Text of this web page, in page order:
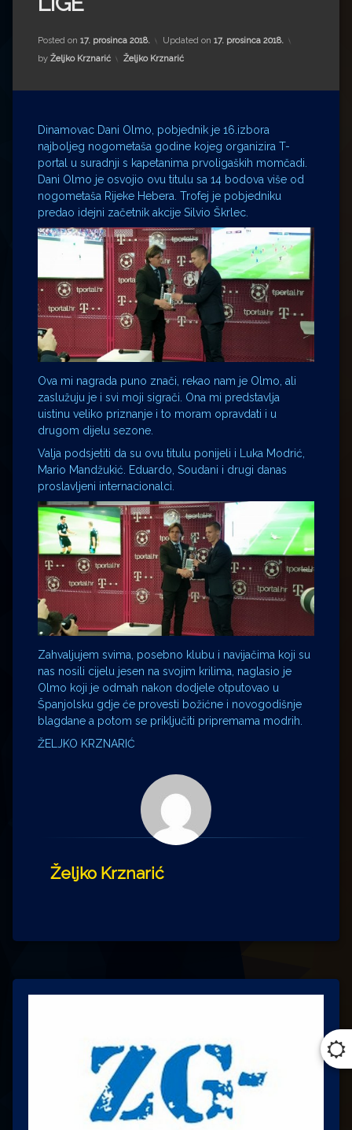
Impressum
Milenko Strižak
Drugi autori
Drugi autori
Željko Krznarić
Mario Lovreković
Miroslav Šantek
Posted on 17. prosinca 2018. Updated on 17. prosinca 2018.
by Željko Krznarić Kategorije:
Željko Krznarić
Dinamovac Dani Olmo, pobjednik je 16.izbora
najboljeg nogometaša godine kojeg organizira T-
portal u suradnji s kapetanima prvoligaških momčadi.
Dani Olmo je osvojio ovu titulu sa 14 bodova više od
nogometaša Rijeke Hebera. Trofej je pobjedniku
predao idejni začetnik akcije Silvio Škrlec.
Ova mi nagrada puno znači, rekao nam je Olmo, ali
zaslužuju je i svi moji sigrači. Ona mi predstavlja
uistinu veliko priznanje i to moram opravdati i u
drugom dijelu sezone.
Valja podsjetiti da su ovu titulu ponijeli i Luka Modrić,
Mario Mandžukić. Eduardo, Soudani i drugi danas
proslavljeni internacionalci.
Zahvaljujem svima, posebno klubu i navijačima koji su
nas nosili cijelu jesen na svojim krilima, naglasio je
Olmo koji je odmah nakon dodjele otputovao u
Španjolsku gdje će provesti božićne i novogodišnje
blagdane a potom se priključiti pripremama modrih.
ŽELJKO KRZNARIĆ
Željko Krznarić